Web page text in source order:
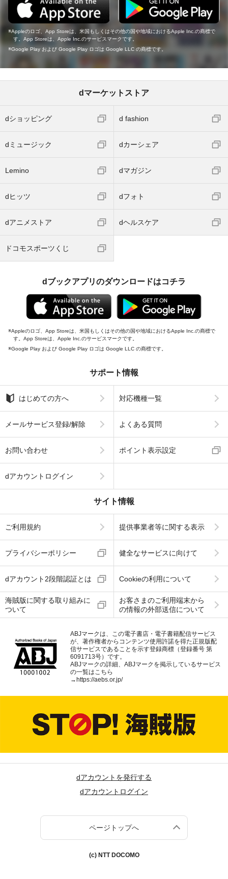
Appleのロゴ、App Storeは、米国もしくはその他の国や地域におけるApple Inc.の商標で
す。App Storeは、Apple Inc.のサービスマークです。
Google Play および Google Play ロゴは Google LLC の商標です。
dマーケットストア
dショッピング d fashion
dミュージック dカーシェア
Lemino dマガジン
dヒッツ dフォト
dアニメストア dヘルスケア
ドコモスポーツくじ
dブックアプリのダウンロードはコチラ
Appleのロゴ、App Storeは、米国もしくはその他の国や地域におけるApple Inc.の商標で
す。App Storeは、Apple Inc.のサービスマークです。
Google Play および Google Play ロゴは Google LLC の商標です。
サポート情報
はじめての方へ 対応機種一覧
メールサービス登録/解除 よくある質問
お問い合わせ ポイント表示設定
dアカウントログイン
サイト情報
ご利用規約 提供事業者等に関する表示
プライバシーポリシー 健全なサービスに向けて
dアカウント2段階認証とは Cookieの利用について
海賊版に関する取り組みに
ついて
お客さまのご利用端末から
の情報の外部送信について
ABJマークは、この電子書店・電子書籍配信サービス
が、著作権者からコンテンツ使用許諾を得た正規版配
信サービスであることを示す登録商標（登録番号 第
6091713号）です。
ABJマークの詳細、ABJマークを掲示しているサービス
の一覧はこちら
→ https://aebs.or.jp/
dアカウントを発行する
dアカウントログイン
ページトップへ
(c) NTT DOCOMO